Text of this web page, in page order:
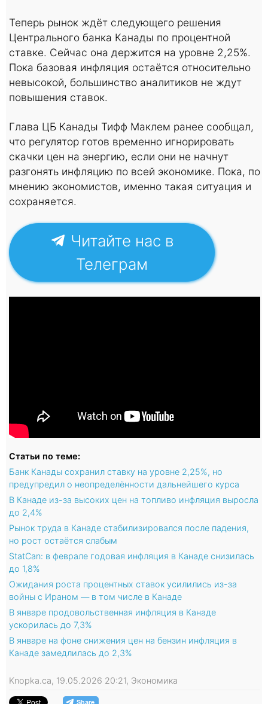
Теперь рынок ждёт следующего решения
Центрального банка Канады по процентной
ставке. Сейчас она держится на уровне 2,25%.
Пока базовая инфляция остаётся относительно
невысокой, большинство аналитиков не ждут
повышения ставок.
Глава ЦБ Канады Тифф Маклем ранее сообщал,
что регулятор готов временно игнорировать
скачки цен на энергию, если они не начнут
разгонять инфляцию по всей экономике. Пока, по
мнению экономистов, именно такая ситуация и
сохраняется.
Читайте нас в
Телеграм
Статьи по теме:
Банк Канады сохранил ставку на уровне 2,25%, но
предупредил о неопределённости дальнейшего курса
В Канаде из-за высоких цен на топливо инфляция выросла
до 2,4%
Рынок труда в Канаде стабилизировался после падения,
но рост остаётся слабым
StatCan: в феврале годовая инфляция в Канаде снизилась
до 1,8%
Ожидания роста процентных ставок усилились из-за
войны с Ираном — в том числе в Канаде
В январе продовольственная инфляция в Канаде
ускорилась до 7,3%
В январе на фоне снижения цен на бензин инфляция в
Канаде замедлилась до 2,3%
Knopka.ca, 19.05.2026 20:21, Экономика